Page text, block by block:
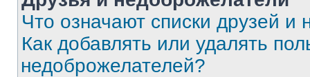
Что означают списки друзей и
Как добавлять или удалять
недоброжелателей?